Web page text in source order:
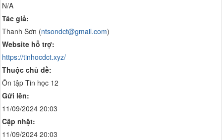
N/A
Tác giả:
Thanh Sơn (ntsondct@gmail.com)
Website hỗ trợ:
https://tinhocdct.xyz/
Thuộc chủ đề:
Ôn tập Tin học 12
Gửi lên:
11/09/2024 20:03
Cập nhật:
11/09/2024 20:03